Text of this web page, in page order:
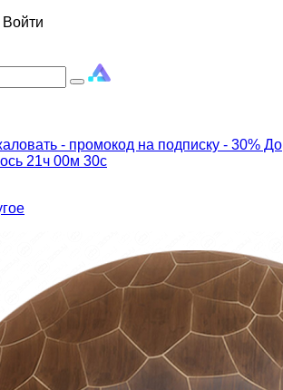
Войти
- промокод на подписку - 30% До
21ч 00м 28с